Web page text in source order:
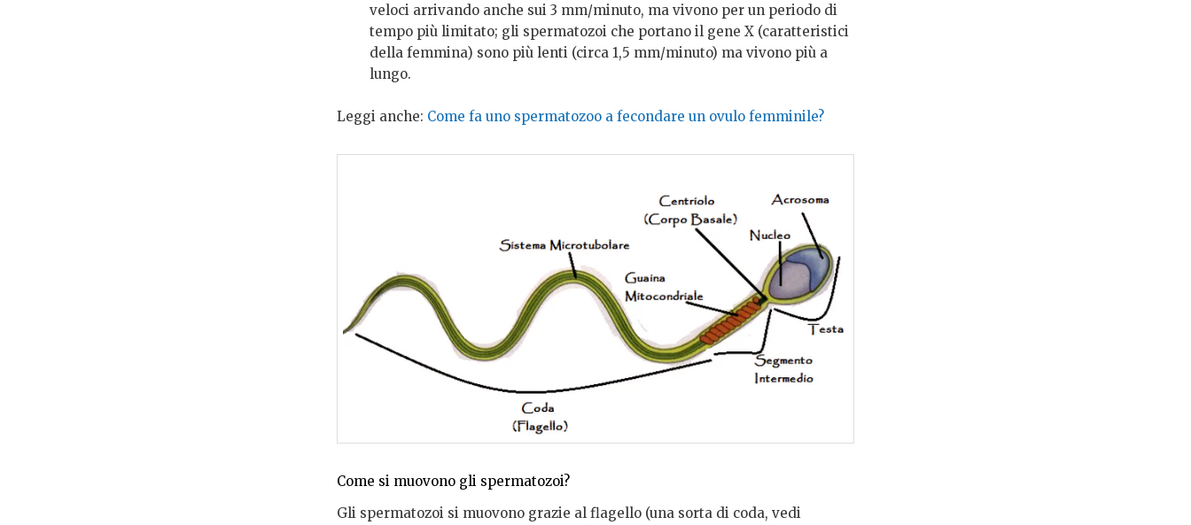
veloci arrivando anche sui 3 mm/minuto, ma vivono per un periodo di
tempo più limitato; gli spermatozoi che portano il gene X (caratteristici
della femmina) sono più lenti (circa 1,5 mm/minuto) ma vivono più a
lungo.
Leggi anche: Come fa uno spermatozoo a fecondare un ovulo femminile?
Come si muovono gli spermatozoi?
Gli spermatozoi si muovono grazie al flagello (una sorta di coda, vedi